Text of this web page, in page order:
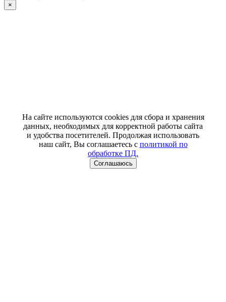
×
На сайте используются cookies для сбора и хранения
данных, необходимых для корректной работы сайта
и удобства посетителей. Продолжая использовать
наш сайт, Вы соглашаетесь с политикой по
обработке ПД.
Соглашаюсь